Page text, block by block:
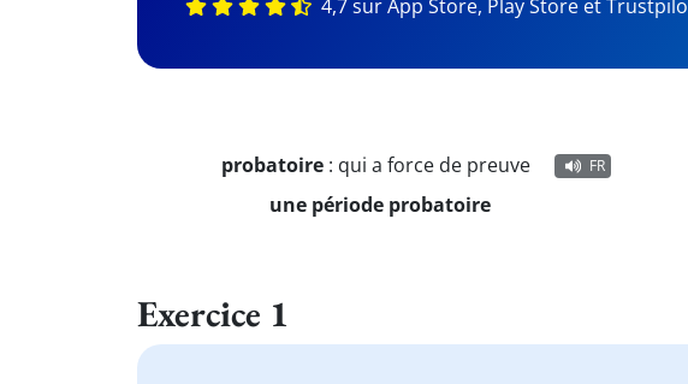
4,7 sur App Store, Play Store et
probatoire : qui a force de preuve FR
une période probatoire
Exercice 1